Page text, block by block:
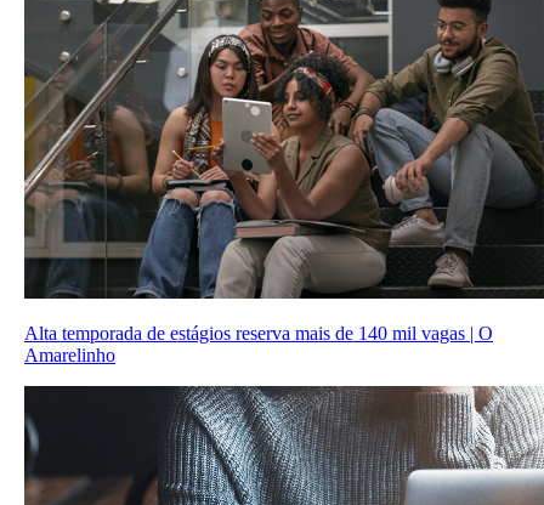
Alta temporada de estágios reserva mais de 140 mil vagas | O
Amarelinho